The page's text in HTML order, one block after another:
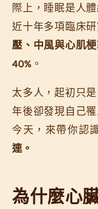
際上，睡眠是人
近十年多項臨床研
壓、中風與心肌
40% 。
太多人，起初只
年後卻發現自己
今天，來帶你認
連。
為什麼心